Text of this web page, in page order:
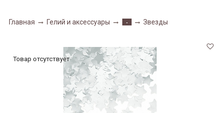
Главная Гелий и аксессуары - Звезды
Товар отсутствует